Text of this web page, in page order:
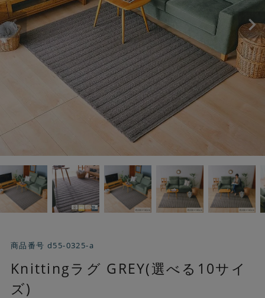
商品番号 d55-0325-a
Knittingラグ GREY(選べる10サイ
ズ)